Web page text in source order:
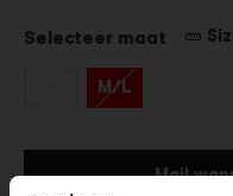
Selecteer maat
M/L
Mail